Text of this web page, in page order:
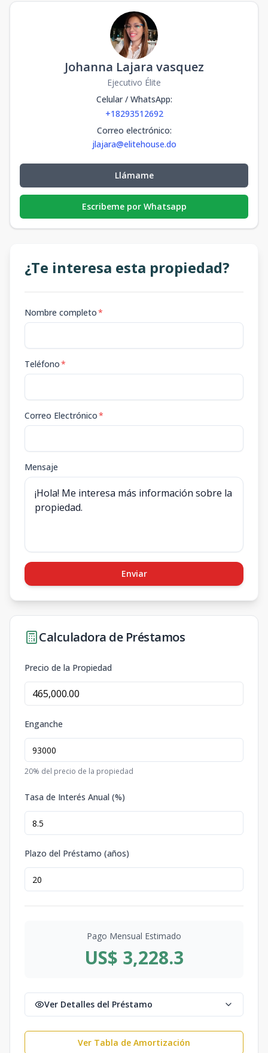
Johanna Lajara vasquez
Ejecutivo Élite
Celular / WhatsApp:
+18293512692
Correo electrónico:
jlajara@elitehouse.do
Llámame
Escribeme por Whatsapp
¿Te interesa esta propiedad?
Nombre completo*
Teléfono*
Correo Electrónico*
Mensaje
Enviar
Calculadora de Préstamos
Precio de la Propiedad
Enganche
20% del precio de la propiedad
Tasa de Interés Anual (%)
Plazo del Préstamo (años)
Pago Mensual Estimado
US$ 3,228.3
Ver Detalles del Préstamo
Ver Tabla de Amortización